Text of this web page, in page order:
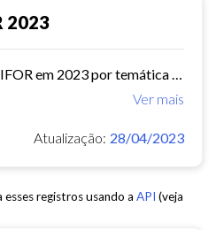
2023
Ver mais
Atualização: 28/04/2023
registros usando a API (veja